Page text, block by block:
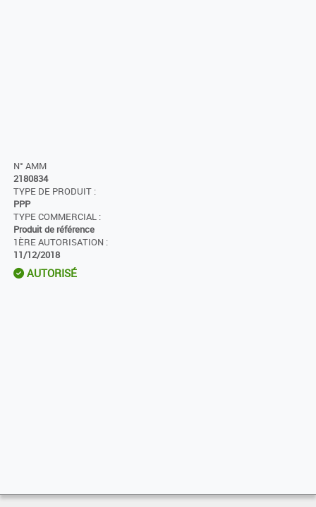
N° AMM
2180834
TYPE DE PRODUIT :
PPP
TYPE COMMERCIAL :
Produit de référence
1ÈRE AUTORISATION :
11/12/2018
AUTORISÉ